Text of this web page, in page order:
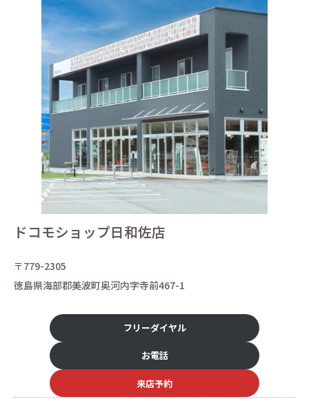
ドコモショップ日和佐店
〒779-2305
徳島県海部郡美波町奥河内字寺前467-1
フリーダイヤル
お電話
来店予約